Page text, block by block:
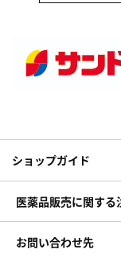
ショップガイド
医薬品販売に関する
お問い合わせ先